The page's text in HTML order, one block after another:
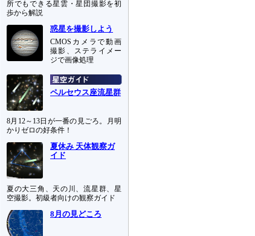
所でもできる星雲・星団撮影を初
歩から解説
惑星を撮影しよう
CMOSカメラで動画
撮影、ステライメー
ジで画像処理
ペルセウス座流星群
8月12～13日が一番の見ごろ。月明
かりゼロの好条件！
夏休み 天体観察ガ
イド
夏の大三角、天の川、流星群、星
空撮影。初級者向けの観察ガイド
8月の見どころ